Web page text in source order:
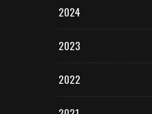
2024
2023
2022